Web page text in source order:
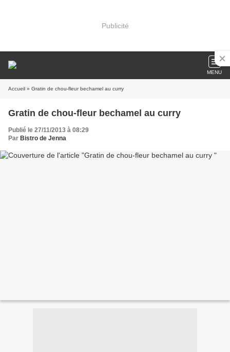
Publicité
MENU
Accueil » Gratin de chou-fleur bechamel au curry
Gratin de chou-fleur bechamel au curry
Publié le 27/11/2013 à 08:29
Par Bistro de Jenna